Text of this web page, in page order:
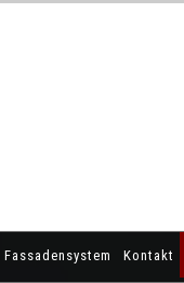
Fassadensystem Kontakt